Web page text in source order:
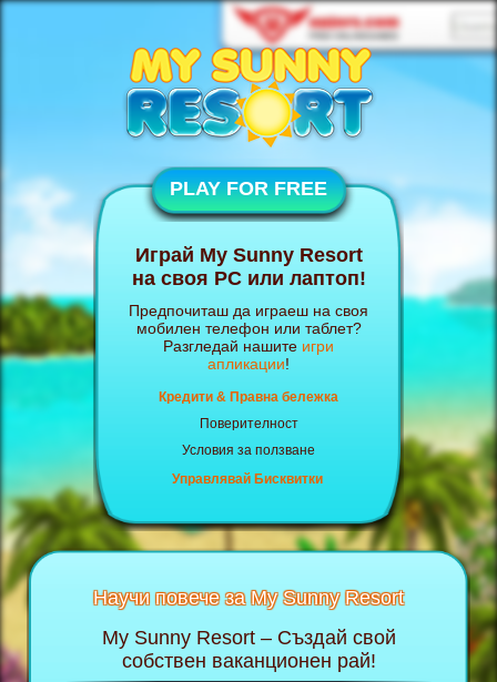
PLAY FOR FREE
Играй My Sunny Resort
на своя PC или лаптоп!
Предпочиташ да играеш на своя
мобилен телефон или таблет?
Разгледай нашите игри
апликации!
Кредити & Правна бележка
Поверителност
Условия за ползване
Управлявай Бисквитки
Научи повече за My Sunny Resort
My Sunny Resort – Създай свой
собствен ваканционен рай!